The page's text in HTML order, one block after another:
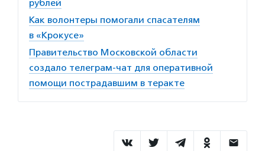
рублей
Как волонтеры помогали спасателям
в «Крокусе»
Правительство Московской области
создало телеграм-чат для оперативной
помощи пострадавшим в теракте